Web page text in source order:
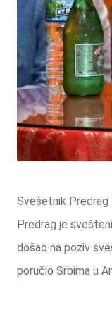
Svešetnik Predrag
Predrag je
došao na poziv
poručio Srbima u